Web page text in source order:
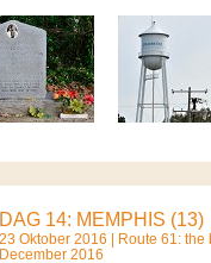
DAG 14: MEMPHIS (13)
23 Oktober 2016 | Route 61: the
December 2016